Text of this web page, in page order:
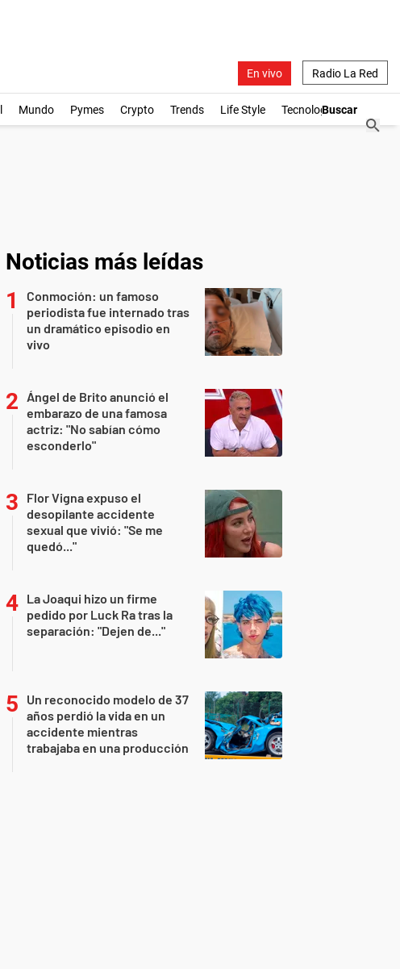
En vivo Radio La Red
Mundo Pymes Crypto Trends Life Style Tecnología
Noticias más leídas
Conmoción: un famoso
periodista fue internado tras
un dramático episodio en
vivo
Ángel de Brito anunció el
embarazo de una famosa
actriz: "No sabían cómo
esconderlo"
Flor Vigna expuso el
desopilante accidente
sexual que vivió: "Se me
quedó..."
La Joaqui hizo un firme
pedido por Luck Ra tras la
separación: "Dejen de..."
Un reconocido modelo de 37
años perdió la vida en un
accidente mientras
trabajaba en una producción